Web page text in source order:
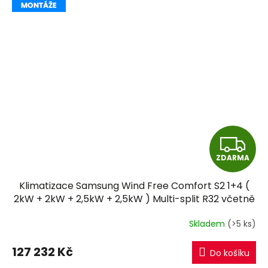
Z
D
A
R
M
ZDARMA
Klimatizace Samsung Wind Free Comfort S2 1+4 (
2kW + 2kW + 2,5kW + 2,5kW ) Multi-split R32 včetně
Skladem (>5 ks)
127 232 Kč Do košíku